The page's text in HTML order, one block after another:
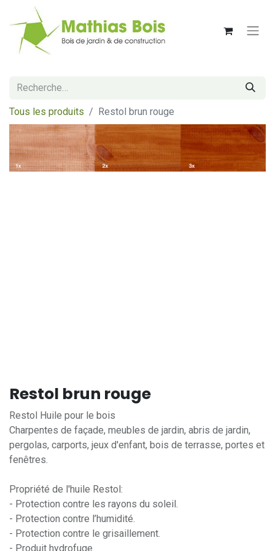
Tous les produits Restol brun rouge
Restol brun rouge
Restol Huile pour le bois
Charpentes de façade, meubles de jardin, abris de jardin,
pergolas, carports, jeux d'enfant, bois de terrasse, portes et
fenêtres.
Propriété de l'huile Restol:
- Protection contre les rayons du soleil.
- Protection contre l’humidité.
- Protection contre le grisaillement.
- Produit hydrofuge.